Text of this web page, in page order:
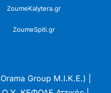
ZoumeKalytera.gr
ZoumeSpiti.gr
Group Μ.Ι.Κ.Ε.) |